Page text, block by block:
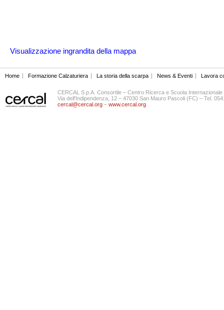
Visualizzazione ingrandita della mappa
Home Formazione Calzaturiera La storia della scarpa News & Eventi Lavora
CERCAL S.p.A. Consortile – Centro Ricerca e Scuola
Via dell'Indipendenza, 12 – 47030 San Mauro Pascoli (FC) – Tel.
cercal@cercal.org – www.cercal.org